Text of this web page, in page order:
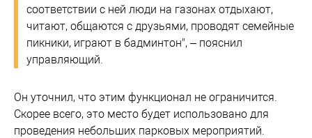
соответствии с ней люди на газонах отдыхают,
читают, общаются с друзьями, проводят семейные
пикники, играют в бадминтон", – пояснил
управляющий.
Он уточнил, что этим функционал не ограничится.
Скорее всего, это место будет использовано для
проведения небольших парковых мероприятий.